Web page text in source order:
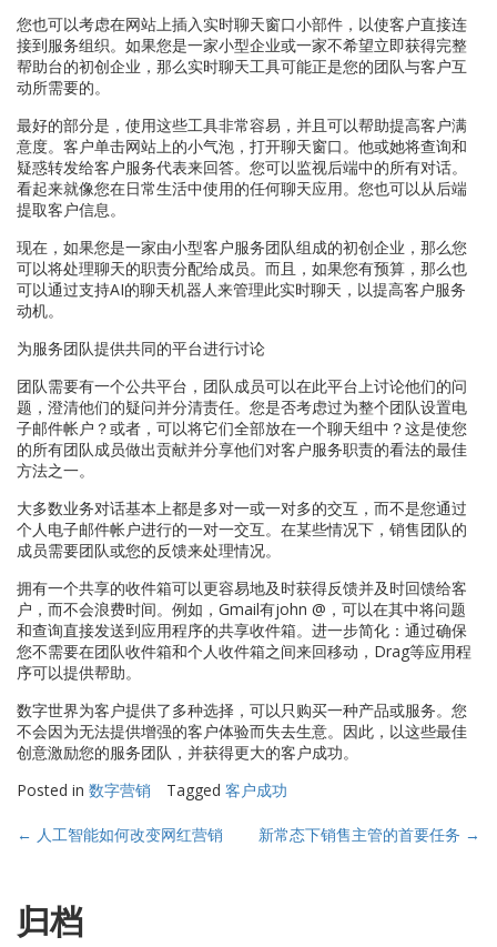
您也可以考虑在网站上插入实时聊天窗口小部件，以使客户直接连
接到服务组织。如果您是一家小型企业或一家不希望立即获得完整
帮助台的初创企业，那么实时聊天工具可能正是您的团队与客户互
动所需要的。
最好的部分是，使用这些工具非常容易，并且可以帮助提高客户满
意度。客户单击网站上的小气泡，打开聊天窗口。他或她将查询和
疑惑转发给客户服务代表来回答。您可以监视后端中的所有对话。
看起来就像您在日常生活中使用的任何聊天应用。您也可以从后端
提取客户信息。
现在，如果您是一家由小型客户服务团队组成的初创企业，那么您
可以将处理聊天的职责分配给成员。而且，如果您有预算，那么也
可以通过支持AI的聊天机器人来管理此实时聊天，以提高客户服务
动机。
为服务团队提供共同的平台进行讨论
团队需要有一个公共平台，团队成员可以在此平台上讨论他们的问
题，澄清他们的疑问并分清责任。您是否考虑过为整个团队设置电
子邮件帐户？或者，可以将它们全部放在一个聊天组中？这是使您
的所有团队成员做出贡献并分享他们对客户服务职责的看法的最佳
方法之一。
大多数业务对话基本上都是多对一或一对多的交互，而不是您通过
个人电子邮件帐户进行的一对一交互。在某些情况下，销售团队的
成员需要团队或您的反馈来处理情况。
拥有一个共享的收件箱可以更容易地及时获得反馈并及时回馈给客
户，而不会浪费时间。例如，Gmail有john @，可以在其中将问题
和查询直接发送到应用程序的共享收件箱。进一步简化：通过确保
您不需要在团队收件箱和个人收件箱之间来回移动，Drag等应用程
序可以提供帮助。
数字世界为客户提供了多种选择，可以只购买一种产品或服务。您
不会因为无法提供增强的客户体验而失去生意。因此，以这些最佳
创意激励您的服务团队，并获得更大的客户成功。
Posted in 数字营销 Tagged 客户成功
Post
← 人工智能如何改变网红营销 新常态下销售主管的首要任务 →
归档